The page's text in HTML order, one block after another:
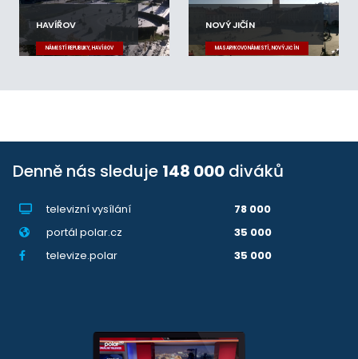
HAVÍŘOV
NÁMĚSTÍ REPUBLIKY, HAVÍŘOV
NOVÝ JIČÍN
MASARYKOVO NÁMĚSTÍ, NOVÝ JIČÍN
Denně nás sleduje 148 000 diváků
televizní vysílání
78 000
portál polar.cz
35 000
televize.polar
35 000